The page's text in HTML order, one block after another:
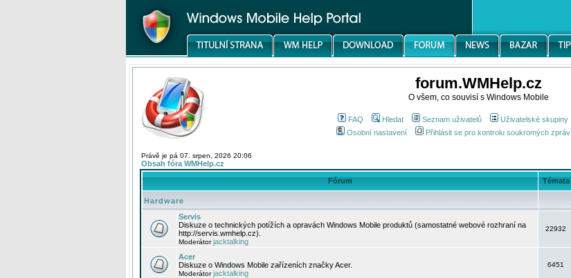
forum.WMHelp.cz
O všem, co souvisí s Windows Mobile
FAQ Hledat Seznam uživatelů Uživatelské skupiny
Osobní nastavení
Přihlásit se pro kontrolu soukromých zpráv
Právě je pá 07. srpen, 2026 20:06
Obsah fóra WMHelp.cz
Fórum Témata
Hardware
Servis
Diskuze o technických potížích a opravách Windows Mobile produktů (samostatné webové rozhraní na
http://servis.wmhelp.cz).
Moderátorjacktalking
22932
Acer
Diskuze o Windows Mobile zařízeních značky Acer.
Moderátorjacktalking
6451